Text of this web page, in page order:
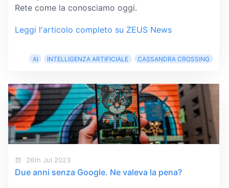
Rete come la conosciamo oggi.
Leggi l'articolo completo su ZEUS News
AI INTELLIGENZA ARTIFICIALE CASSANDRA CROSSING
26th Jul 2023
Due anni senza Google. Ne valeva la pena?